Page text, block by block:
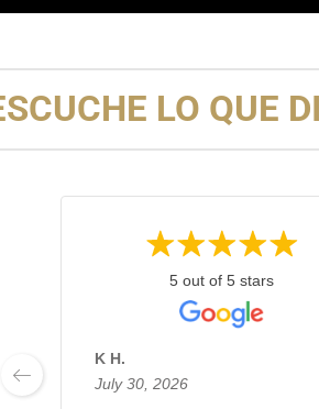
LO QUE
5 out of 5 stars
K H.
July 30, 2026